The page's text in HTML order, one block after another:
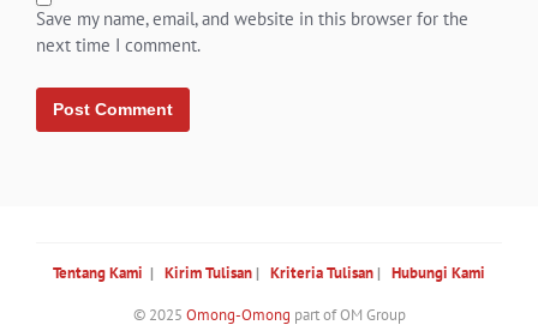
Save my name, email, and website in this browser for the
next time I comment.
Tentang Kami | Kirim Tulisan| Kriteria Tulisan| Hubungi Kami
© 2025 Omong-Omong part of OM Group